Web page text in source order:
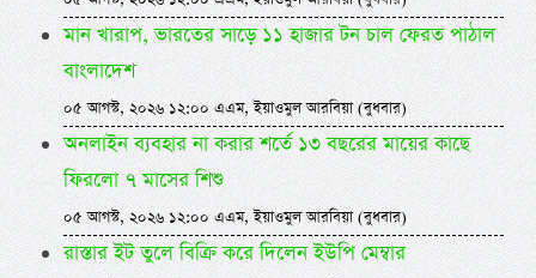
মান খারাপ, ভারতের সাড়ে ১১ হাজার টন চাল ফেরত পাঠাল
বাংলাদেশ
০৫ আগস্ট, ২০২৬ ১২:০০ এএম, ইয়াওমুল আরবিয়া (বুধবার)
অনলাইন ব্যবহার না করার শর্তে ১৩ বছরের মায়ের কাছে
ফিরলো ৭ মাসের শিশু
০৫ আগস্ট, ২০২৬ ১২:০০ এএম, ইয়াওমুল আরবিয়া (বুধবার)
রাস্তার ইট তুলে বিক্রি করে দিলেন ইউপি মেম্বার